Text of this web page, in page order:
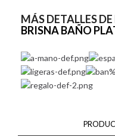
MÁS DETALLES DE
BRISNA BAÑO